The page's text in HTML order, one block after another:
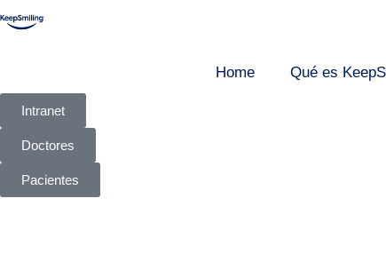
Home Qué es
Intranet
Doctores
Pacientes